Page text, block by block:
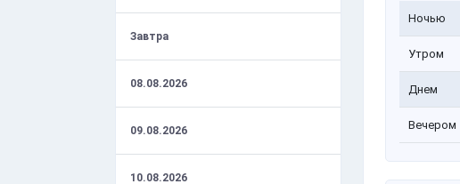
Завтра
08.08.2026
09.08.2026
10.08.2026
Ночью
Утром
Днем
Вечером